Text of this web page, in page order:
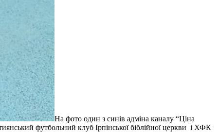
На фото один з синів адміна каналу “Ціна
футбольний клуб Ірпінської біблійної церкви і ХФК